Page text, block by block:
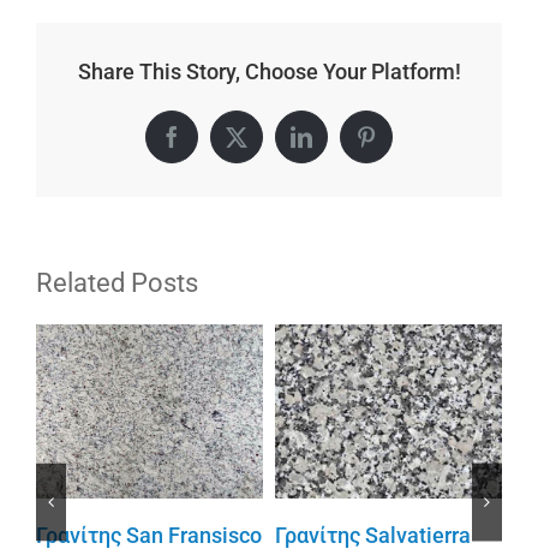
Share This Story, Choose Your Platform!
Facebook
X LinkedInPinterest
Related Posts
Γρανίτης San Fransisco Γρανίτης Salvatierra